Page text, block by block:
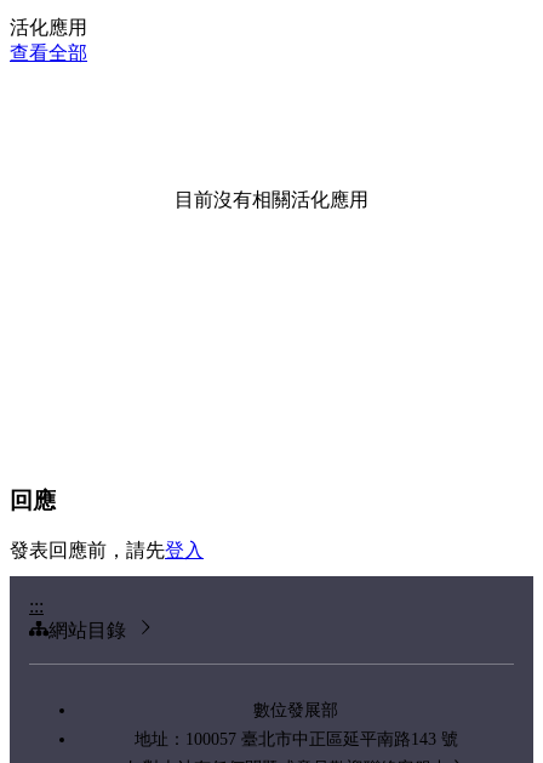
活化應用
查看全部
目前沒有相關活化應用
回應
發表回應前，請先登入
:::
網站目錄
數位發展部
地址：100057 臺北市中正區延平南路143 號